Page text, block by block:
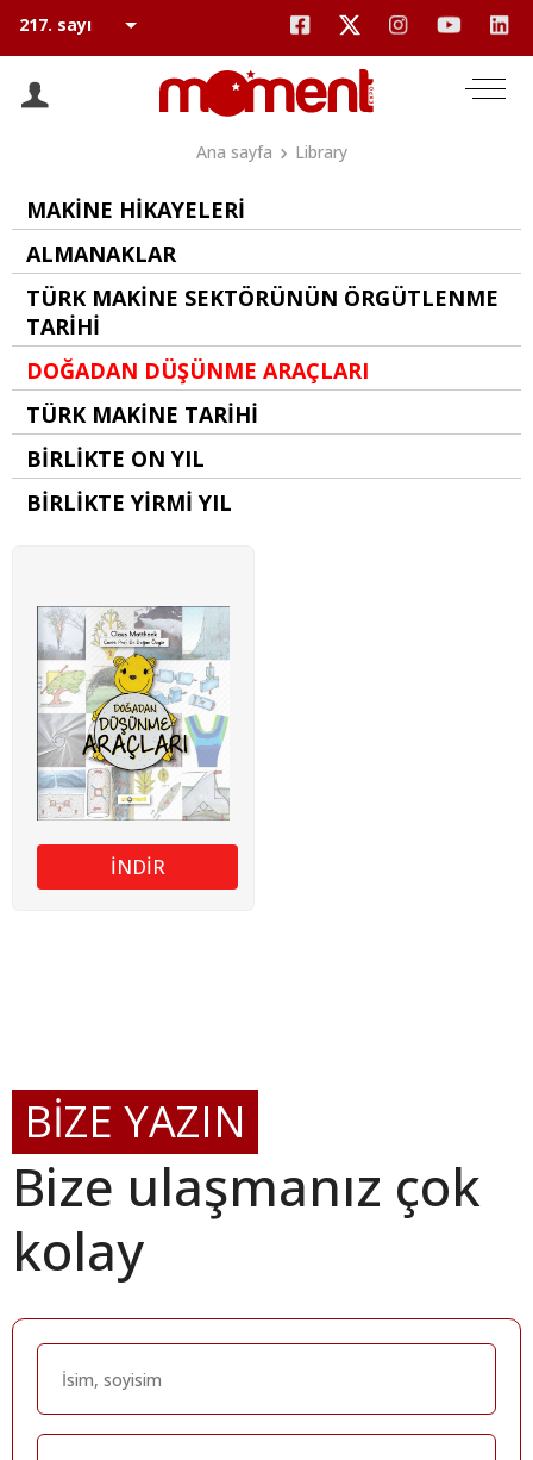
Ana sayfa Library
MAKİNE HİKAYELERİ
ALMANAKLAR
TÜRK MAKİNE SEKTÖRÜNÜN ÖRGÜTLENME
TARİHİ
DOĞADAN DÜŞÜNME ARAÇLARI
TÜRK MAKİNE TARİHİ
BİRLİKTE ON YIL
BİRLİKTE YİRMİ YIL
İNDİR
BİZE YAZIN
Bize ulaşmanız çok
kolay